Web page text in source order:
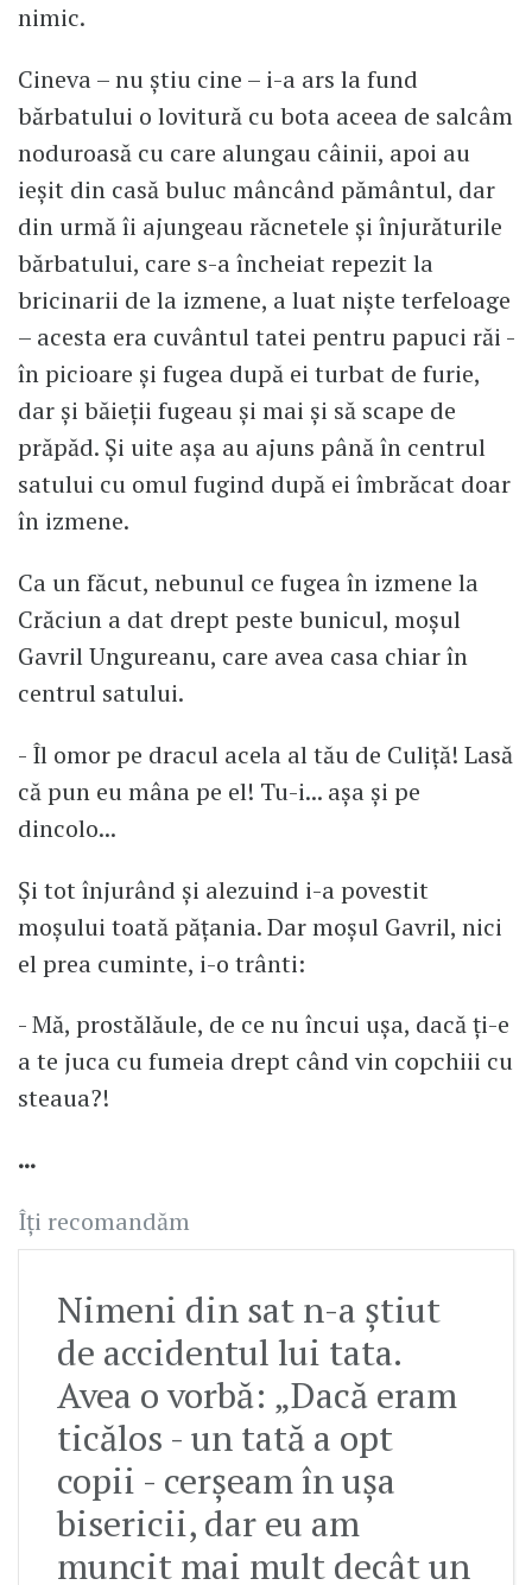
nimic.
Cineva – nu știu cine – i-a ars la fund
bărbatului o lovitură cu bota aceea de salcâm
noduroasă cu care alungau câinii, apoi au
ieșit din casă buluc mâncând pământul, dar
din urmă îi ajungeau răcnetele și înjurăturile
bărbatului, care s-a încheiat repezit la
bricinarii de la izmene, a luat niște terfeloage
– acesta era cuvântul tatei pentru papuci răi -
în picioare și fugea după ei turbat de furie,
dar și băieții fugeau și mai și să scape de
prăpăd. Și uite așa au ajuns până în centrul
satului cu omul fugind după ei îmbrăcat doar
în izmene.
Ca un făcut, nebunul ce fugea în izmene la
Crăciun a dat drept peste bunicul, moșul
Gavril Ungureanu, care avea casa chiar în
centrul satului.
- Îl omor pe dracul acela al tău de Culiță! Lasă
că pun eu mâna pe el! Tu-i... așa și pe
dincolo...
Și tot înjurând și alezuind i-a povestit
moșului toată pățania. Dar moșul Gavril, nici
el prea cuminte, i-o trânti:
- Mă, prostălăule, de ce nu încui ușa, dacă ți-e
a te juca cu fumeia drept când vin copchiii cu
steaua?!
...
Îți recomandăm
Nimeni din sat n-a știut
de accidentul lui tata.
Avea o vorbă: „Dacă eram
ticălos - un tată a opt
copii - cerșeam în ușa
bisericii, dar eu am
muncit mai mult decât un